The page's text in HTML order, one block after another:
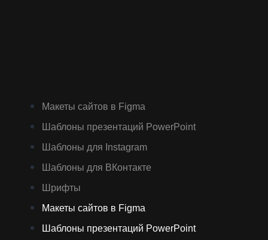
Макеты сайтов в Figma
Шаблоны презентаций PowerPoint
Шаблоны для Instagram
Шаблоны для ВКонтакте
Шрифты
Макеты сайтов в Figma
Шаблоны презентаций PowerPoint